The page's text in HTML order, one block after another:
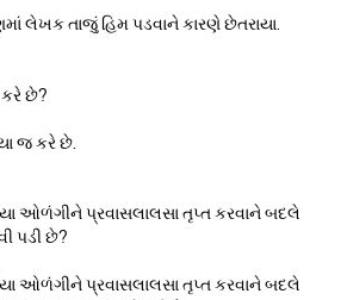
લેખક તાજું હિમ પડવાને કારણે છેતરાયા.
કરે છે?
જ કરે છે.
ઓળંગીને પ્રવાસલાલસા તૃપ્ત કરવાને બદલે
પડી છે?
ઓળંગીને પ્રવાસલાલસા તૃપ્ત કરવાને બદલે